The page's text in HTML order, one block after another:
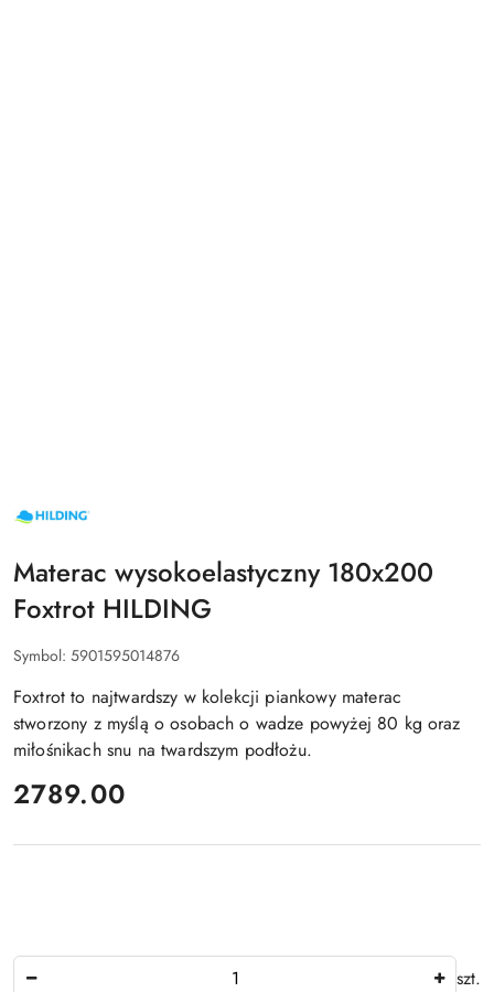
NAZWA
PRODUCENTA:
Materac wysokoelastyczny 180x200
Foxtrot HILDING
Symbol: 5901595014876
Foxtrot to najtwardszy w kolekcji piankowy materac
stworzony z myślą o osobach o wadze powyżej 80 kg oraz
miłośnikach snu na twardszym podłożu.
cena:
2789.00
szt.